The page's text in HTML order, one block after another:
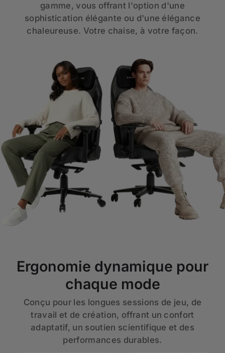
gamme, vous offrant l'option d'une
sophistication élégante ou d'une élégance
chaleureuse. Votre chaise, à votre façon.
Ergonomie dynamique pour
chaque mode
Conçu pour les longues sessions de jeu, de
travail et de création, offrant un confort
adaptatif, un soutien scientifique et des
performances durables.